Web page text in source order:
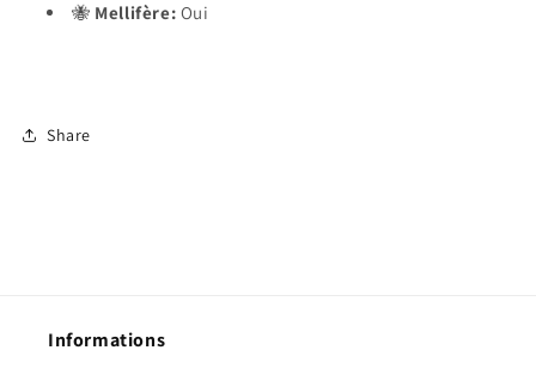
🐝 Mellifère: Oui
Share
Informations